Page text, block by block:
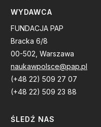
WYDAWCA
FUNDACJA PAP
Bracka 6/8
00-502, Warszawa
naukawpolsce@pap.pl
(+48 22) 509 27 07
(+48 22) 509 23 88
ŚLEDŹ NAS